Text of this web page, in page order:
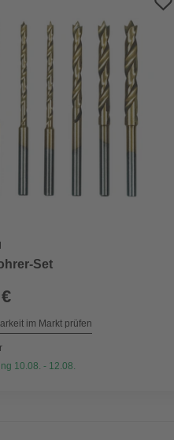
Set
im Markt prüfen
10.08. - 12.08.